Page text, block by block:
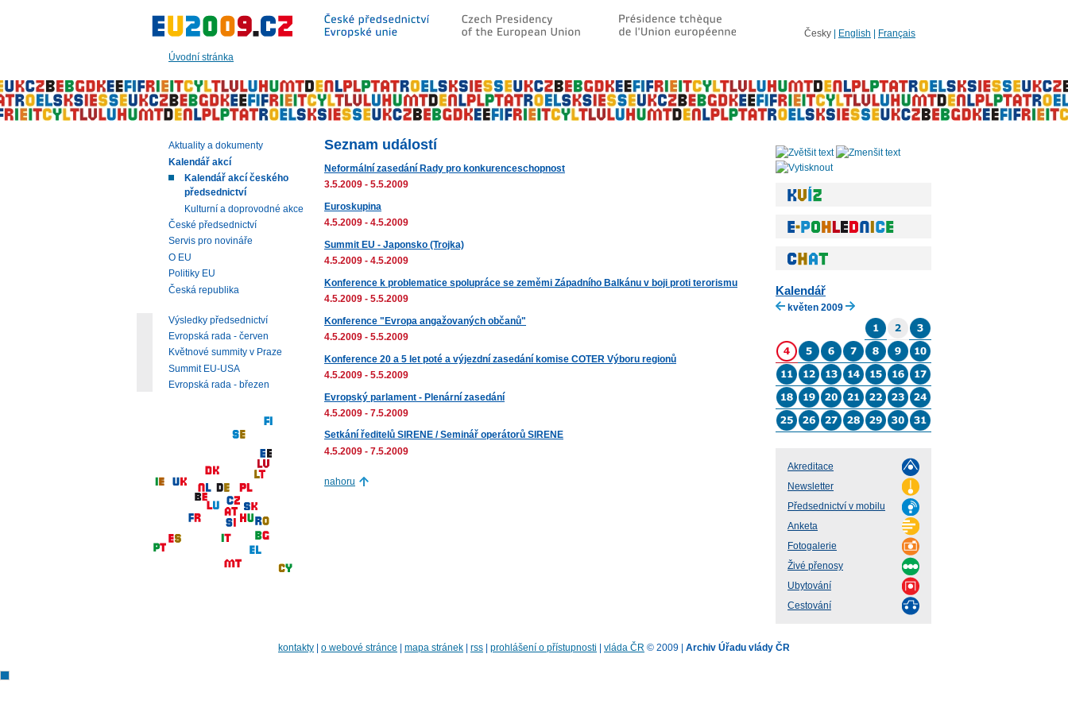
Česky English Français
Úvodní stránka
hlavní
|
navigaci
|
vyhledávání
Seznam událostí
Neformální zasedání Rady pro konkurenceschopnost
3.5.2009 - 5.5.2009
Euroskupina
4.5.2009 - 4.5.2009
Summit EU - Japonsko (Trojka)
4.5.2009 - 4.5.2009
Konference k problematice spolupráce se zeměmi Západního Balkánu v boji proti terorismu
4.5.2009 - 5.5.2009
Konference "Evropa angažovaných občanů"
4.5.2009 - 5.5.2009
Konference 20 a 5 let poté a výjezdní zasedání komise COTER Výboru regionů
4.5.2009 - 5.5.2009
Evropský parlament - Plenární zasedání
4.5.2009 - 7.5.2009
Setkání ředitelů SIRENE / Seminář operátorů SIRENE
4.5.2009 - 7.5.2009
nahoru
Kalendář
květen 2009
Akreditace
Newsletter
Předsednictví v mobilu
Anketa
Fotogalerie
Živé přenosy
Ubytování
Cestování
Aktuality a dokumenty
Kalendář akcí
Kalendář akcí českého
předsednictví
Kulturní a doprovodné akce
České předsednictví
Servis pro novináře
O EU
Politiky EU
Česká republika
Výsledky předsednictví
Evropská rada - červen
Květnové summity v Praze
Summit EU-USA
Evropská rada - březen
kontakty o webové stránce mapa stránek rss prohlášení o přístupnosti vláda ČR © 2009 | Archiv Úřadu vlády ČR